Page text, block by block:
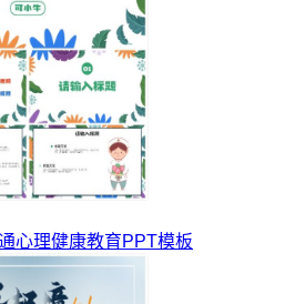
心理健康教育PPT模板